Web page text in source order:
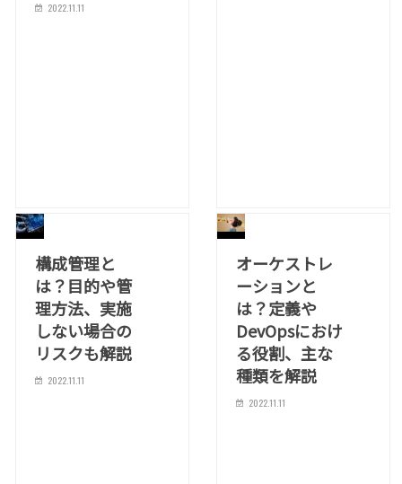
2022.11.11
構成管理と
は？目的や管
理方法、実施
しない場合の
リスクも解説
2022.11.11
オーケストレ
ーションと
は？定義や
DevOpsにおけ
る役割、主な
種類を解説
2022.11.11